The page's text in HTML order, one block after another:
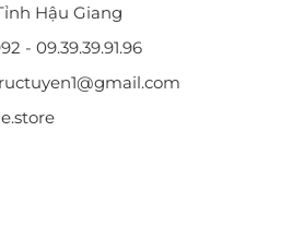
Hậu Giang
- 09.39.39.91.96